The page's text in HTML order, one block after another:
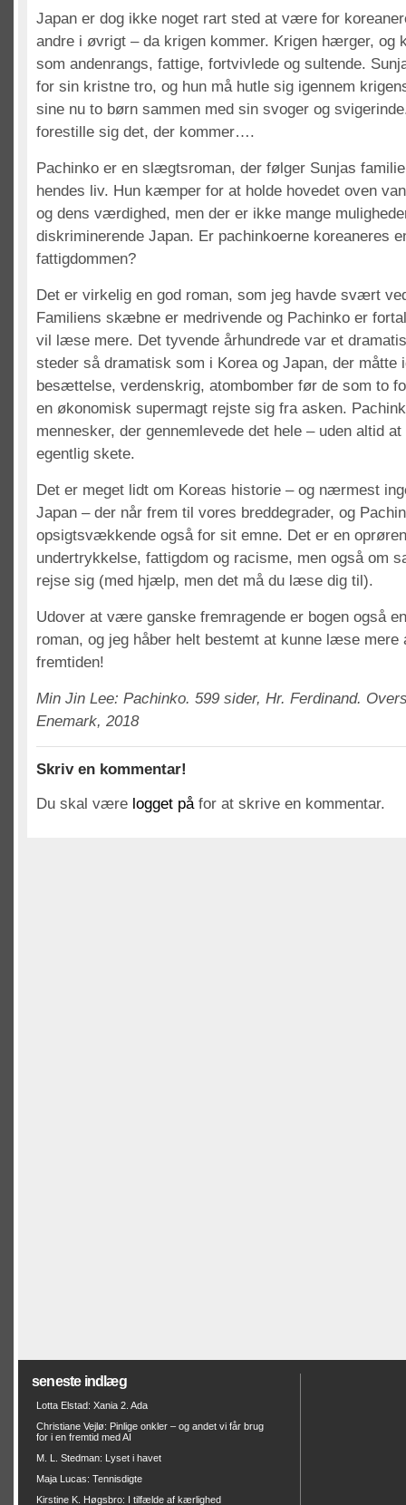
Japan er dog ikke noget rart sted at være for
andre i øvrigt – da krigen kommer. Krigen hærger, og
som andenrangs, fattige, fortvivlede og sultende.
for sin kristne tro, og hun må hutle sig igennem
sine nu to børn sammen med sin svoger og
forestille sig det, der kommer….
Pachinko er en slægtsroman, der følger Sunjas
hendes liv. Hun kæmper for at holde hovedet oven
og dens værdighed, men der er ikke mange
diskriminerende Japan. Er pachinkoerne koreaneres
fattigdommen?
Det er virkelig en god roman, som jeg havde svært
Familiens skæbne er medrivende og Pachinko er
vil læse mere. Det tyvende århundrede var et
steder så dramatisk som i Korea og Japan, der måtte
besættelse, verdenskrig, atombomber før de som to
en økonomisk supermagt rejste sig fra asken.
mennesker, der gennemlevede det hele – uden altid
egentlig skete.
Det er meget lidt om Koreas historie – og nærmest
Japan – der når frem til vores breddegrader, og
opsigtsvækkende også for sit emne. Det er en
undertrykkelse, fattigdom og racisme, men også om
rejse sig (med hjælp, men det må du læse dig til).
Udover at være ganske fremragende er bogen også
roman, og jeg håber helt bestemt at kunne læse mere
fremtiden!
Min Jin Lee: Pachinko. 599 sider, Hr. Ferdinand.
Enemark, 2018
Skriv en kommentar!
Du skal være logget påfor at skrive en kommentar.
seneste indlæg
Lotta Elstad: Xania 2. Ada
Christiane Vejlø: Pinlige onkler – og andet vi får brug
for i en fremtid med AI
M. L. Stedman: Lyset i havet
Maja Lucas: Tennisdigte
Kirstine K. Høgsbro: I tilfælde af kærlighed